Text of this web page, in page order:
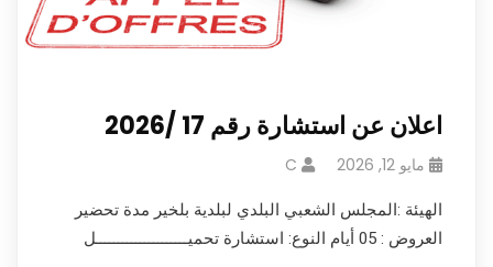
اعلان عن استشارة رقم 17 /2026
مايو 12, 2026 C
الهيئة :المجلس الشعبي البلدي لبلدية بلخير مدة تحضير
العروض : 05 أيام النوع: استشارة تحميـــــــــــــــــــــل